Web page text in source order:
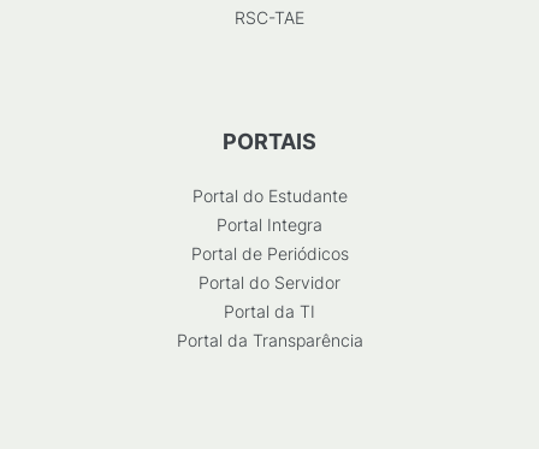
RSC-TAE
PORTAIS
Portal do Estudante
Portal Integra
Portal de Periódicos
Portal do Servidor
Portal da TI
Portal da Transparência